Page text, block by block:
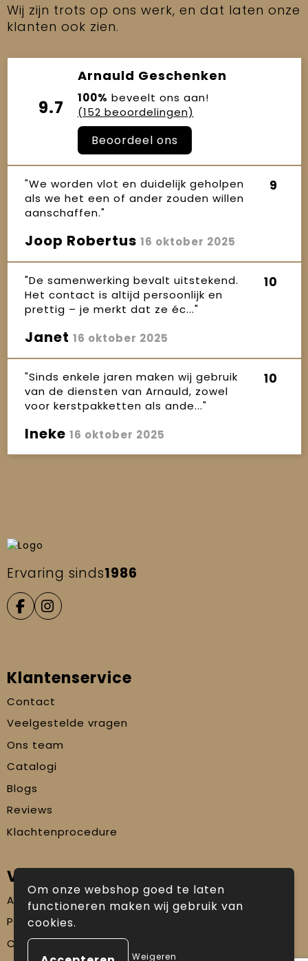
Wij zijn trots op ons werk, en dat laten onze
klanten ook zien.
9.7
Arnauld Geschenken
100% beveelt ons aan!
(152 beoordelingen)
Beoordeel ons
"We worden vlot en duidelijk geholpen
als we het een of ander zouden willen
aanschaffen."
9
Joop Robertus 16 oktober 2025
"De samenwerking bevalt uitstekend.
Het contact is altijd persoonlijk en
prettig – je merkt dat ze éc..."
10
Janet 16 oktober 2025
"Sinds enkele jaren maken wij gebruik
van de diensten van Arnauld, zowel
voor kerstpakketten als ande..."
10
Ineke 16 oktober 2025
Ervaring sinds1986
Klantenservice
Contact
Veelgestelde vragen
Ons team
Catalogi
Blogs
Reviews
Klachtenprocedure
Veilig winkelen
Algemene voorwaarden
Privacyverklaring
Cookiebeleid
Om onze webshop goed te laten
functioneren maken wij gebruik van
cookies.
Weigeren